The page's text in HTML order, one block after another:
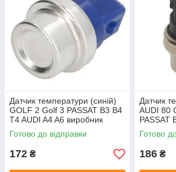
Датчик температури (синій)
GOLF 2 Golf 3 PASSAT B3 B4
T4 AUDI A4 A6 виробник
Topran Німеччина
Готово до відправки
172 ₴
Датчик
AUDI 80
PASSAT
TOPRAN
Готово
186 ₴